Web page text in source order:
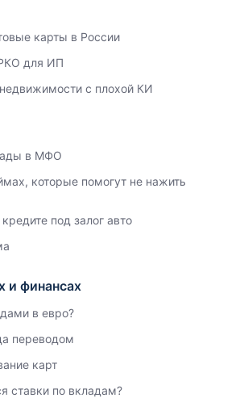
карты в России
для ИП
с плохой КИ
в МФО
которые помогут не нажить
под залог авто
и финансах
в евро?
переводом
карт
ставки по вкладам?